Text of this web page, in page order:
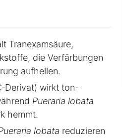
Tranexamsäure,
die Verfärbungen
aufhellen.
wirkt ton-
Pueraria lobata
hemmt.
lobata reduzieren